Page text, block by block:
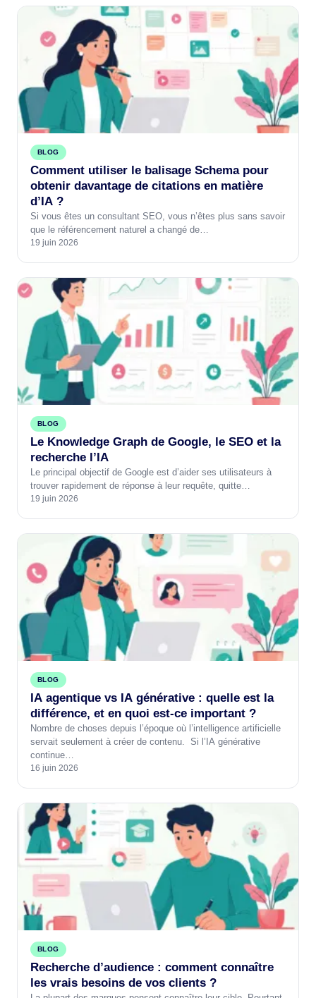
BLOG
Comment utiliser le balisage Schema pour
obtenir davantage de citations en matière
d’IA ?
Si vous êtes un consultant SEO, vous n’êtes plus sans savoir
que le référencement naturel a changé de…
19 juin 2026
BLOG
Le Knowledge Graph de Google, le SEO et la
recherche l’IA
Le principal objectif de Google est d’aider ses utilisateurs à
trouver rapidement de réponse à leur requête, quitte…
19 juin 2026
BLOG
IA agentique vs IA générative : quelle est la
différence, et en quoi est-ce important ?
Nombre de choses depuis l’époque où l’intelligence artificielle
servait seulement à créer de contenu. Si l’IA générative
continue…
16 juin 2026
BLOG
Recherche d’audience : comment connaître
les vrais besoins de vos clients ?